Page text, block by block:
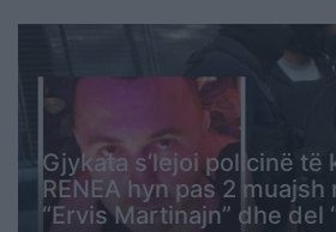
Gjykata s’lejoi policinë të
RENEA hyn pas 2
“Ervis Martinajn” dhe del